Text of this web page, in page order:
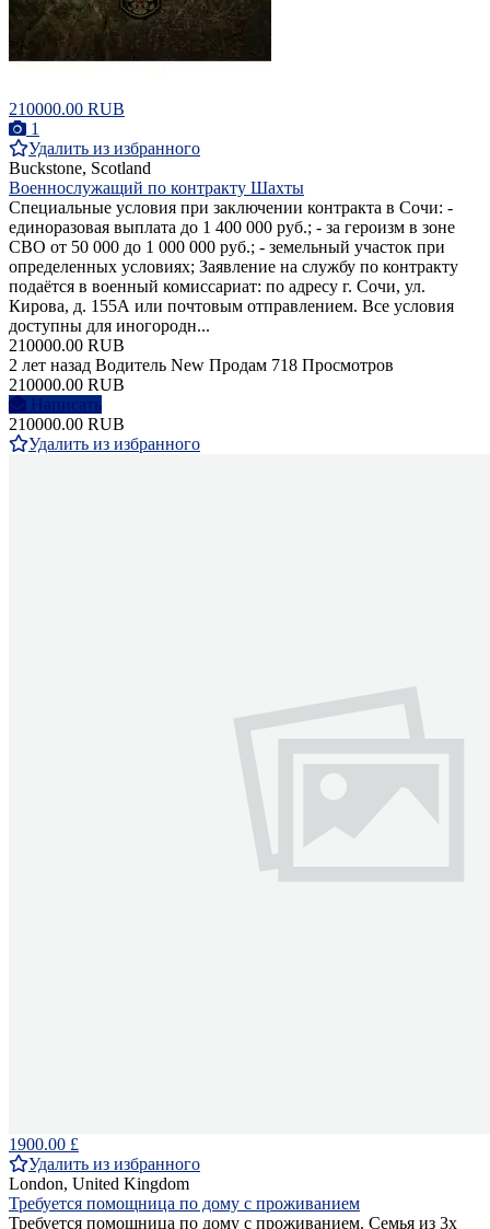
210000.00 RUB
1
Удалить из избранного
Buckstone, Scotland
Военнослужащий по контракту Шахты
Специальные условия при заключении контракта в Сочи: -
единоразовая выплата до 1 400 000 руб.; - за героизм в зоне
СВО от 50 000 до 1 000 000 руб.; - земельный участок при
определенных условиях; Заявление на службу по контракту
подаётся в военный комиссариат: по адресу г. Сочи, ул.
Кирова, д. 155А или почтовым отправлением. Все условия
доступны для иногородн...
210000.00 RUB
2 лет назад Водитель New Продам 718 Просмотров
210000.00 RUB
Написать
210000.00 RUB
Удалить из избранного
1900.00 £
Удалить из избранного
London, United Kingdom
Требуется помощница по дому с проживанием
Требуется помощница по дому с проживанием. Семья из 3х